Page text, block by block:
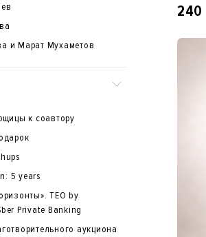
и Марат Мухаметов
к соавтору
5 years
TEO by
Private Banking
аукциона
240